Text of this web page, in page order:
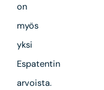
on
myös
yksi
Espatentin
arvoista.